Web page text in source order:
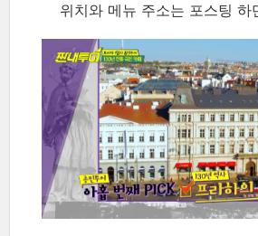
위치와 메뉴 주소는 포스팅 하